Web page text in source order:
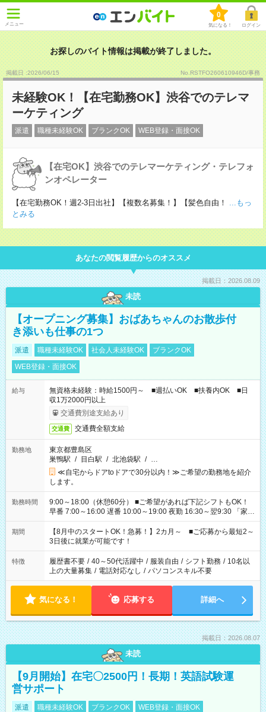
メニュー
0
気になる！ ログイン
お探しのバイト情報は掲載が終了しました。
掲載日 :2026/06/15 No.RSTFO260610946D/事務
未経験OK！【在宅勤務OK】渋谷でのテレマ
ーケティング
派遣 職種未経験OK ブランクOK WEB登録・面接OK
【在宅OK】渋谷でのテレマーケティング・テレフォ
ンオペレーター
【在宅勤務OK！週2-3日出社】【複数名募集！】【髪色自由！
...もっ
とみる
あなたの閲覧履歴からのオススメ
掲載日：2026.08.09
未読
【オープニング募集】おばあちゃんのお散歩付
き添いも仕事の1つ
派遣 職種未経験OK 社会人未経験OK
ブランクOK
WEB登録・面接OK
給与
無資格未経験：時給1500円～ ■週払いOK ■扶養内OK ■日
収1万2000円以上
交通費別途支給あり
交通費 交通費全額支給
勤務地
東京都豊島区
巣鴨駅 / 目白駅 / 北池袋駅 / …
≪自宅からドアtoドアで30分以内！≫ご希望の勤務地を紹介
します。
勤務時間
9:00～18:00（休憩60分） ■ご希望があれば下記シフトもOK！
早番 7:00～16:00 遅番 10:00～19:00 夜勤 16:30～翌9:30 「家族
と休みを合わせたい」 「余裕を持って夕飯の準備がしたい」
「できれば残業はしたくない」 など、ご希望を教えてください
ね。 ※Wワーク希望の方へ 今ご覧のお仕事で希望する勤務時間
と、もう1つのお仕事の勤務時間。 合計で週40時間を超える場
合は応募できません。
期間
【8月中のスタートOK！急募！】2カ月～ ■ご応募から最短2～
3日後に就業が可能です！
特徴 履歴書不要 / 40～50代活躍中 / 服装自由 / シフト勤務 / 10名以
上の大量募集 / 電話対応なし / パソコンスキル不要
気になる！ 応募する 詳細へ
掲載日：2026.08.07
未読
【9月開始】在宅〇2500円！長期！英語試験運
営サポート
派遣 職種未経験OK ブランクOK WEB登録・面接OK